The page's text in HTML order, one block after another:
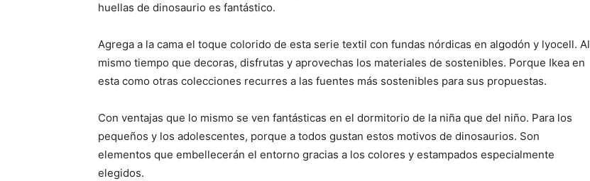
huellas de dinosaurio es fantástico.
Agrega a la cama el toque colorido de esta serie textil con fundas nórdicas en algodón y lyocell. Al
mismo tiempo que decoras, disfrutas y aprovechas los materiales de sostenibles. Porque Ikea en
esta como otras colecciones recurres a las fuentes más sostenibles para sus propuestas.
Con ventajas que lo mismo se ven fantásticas en el dormitorio de la niña que del niño. Para los
pequeños y los adolescentes, porque a todos gustan estos motivos de dinosaurios. Son
elementos que embellecerán el entorno gracias a los colores y estampados especialmente
elegidos.